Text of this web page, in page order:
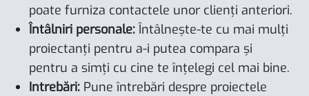
poate furniza contactele unor clienți anteriori.
Întâlniri personale:Întâlnește-te cu mai mulți
proiectanți pentru a-i putea compara și
pentru a simți cu cine te înțelegi cel mai bine.
Intrebări: Pune întrebări despre proiectele